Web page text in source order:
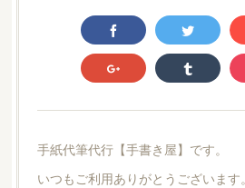
手紙代筆代行【手書き屋】です。
いつもご利用ありがとうございます。